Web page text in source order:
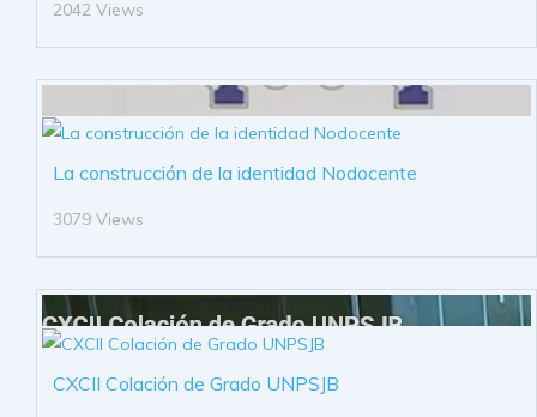
2042 Views
La construcción de la identidad Nodocente
3079 Views
CXCII Colación de Grado UNPSJB